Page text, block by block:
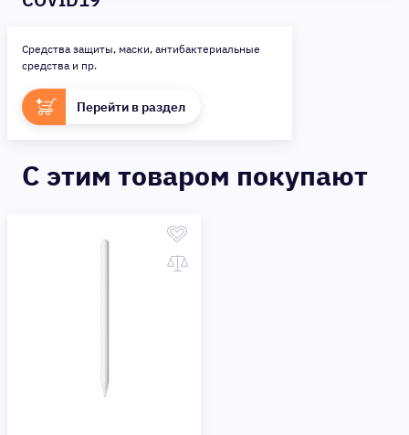
Средства защиты, маски, антибактериальные
средства и пр.
Перейти в раздел
C этим товаром покупают